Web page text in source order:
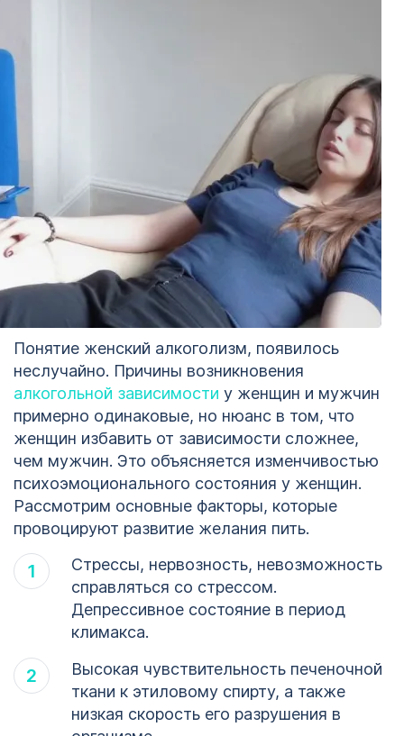
Понятие женский алкоголизм, появилось
неслучайно. Причины возникновения
алкогольной зависимости у женщин и мужчин
примерно одинаковые, но нюанс в том, что
женщин избавить от зависимости сложнее,
чем мужчин. Это объясняется изменчивостью
психоэмоционального состояния у женщин.
Рассмотрим основные факторы, которые
провоцируют развитие желания пить.
Стрессы, нервозность, невозможность
справляться со стрессом.
Депрессивное состояние в период
климакса.
Высокая чувствительность печеночной
ткани к этиловому спирту, а также
низкая скорость его разрушения в